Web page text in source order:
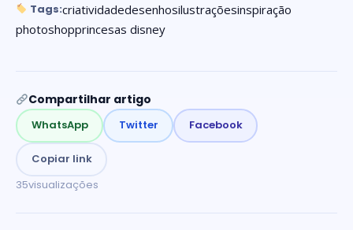
Tags:criatividadedesenhosilustraçõesinspiração
photoshopprincesas disney
Compartilhar artigo
WhatsApp Twitter Facebook
Copiar link
35visualizações